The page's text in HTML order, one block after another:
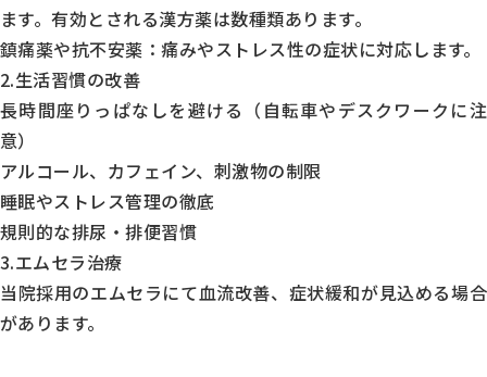
トップページ
当院について
診療のご案内
症状で調べる
病名で調べる
エムセラについて
マイシグナルについて
男性不妊・精液検査
初めての方へ
お知らせ
よくある質問
●
●
※受付は終了時間の30分前です 休診日／日曜日、祝日
診療時間
月
ます。有効とされる漢方薬は数種類あります。
鎮痛薬や抗不安薬：痛みやストレス性の症状に対応します。
2.生活習慣の改善
長時間座りっぱなしを避ける（自転車やデスクワークに注
意）
アルコール、カフェイン、刺激物の制限
睡眠やストレス管理の徹底
規則的な排尿・排便習慣
3.エムセラ治療
当院採用のエムセラにて血流改善、症状緩和が見込める場合
があります。